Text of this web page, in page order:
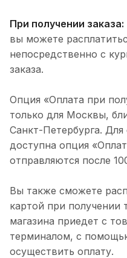
При получении заказа:
вы можете
непосредственно с
заказа.
Опция «Оплата при
только для Москвы,
Санкт-Петербурга.
доступна опция
отправляются после
Вы также сможете
картой при получении
магазина приедет с
терминалом, с
осуществить оплату.